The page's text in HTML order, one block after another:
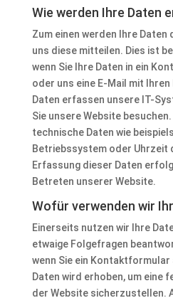
Wie werden Ihre Daten
Zum einen werden Ihre Daten
uns diese mitteilen. Dies ist
wenn Sie Ihre Daten in ein
oder uns eine E-Mail mit
Daten erfassen unsere IT-
Sie unsere Website
technische Daten wie
Betriebssystem oder Uhrzeit
Erfassung dieser Daten
Betreten unserer Website.
Wofür verwenden wir
Einerseits nutzen wir Ihre
etwaige Folgefragen
wenn Sie ein Kontaktformular
Daten wird erhoben, um eine
der Website sicherzustellen.